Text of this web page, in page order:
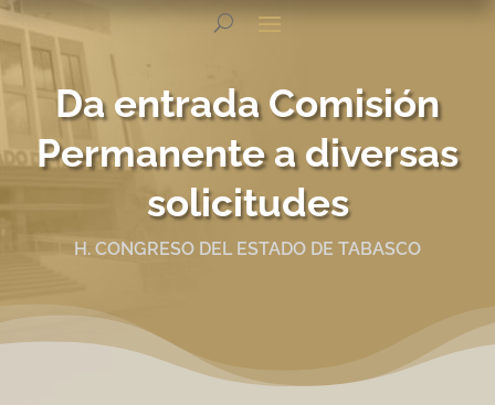
Da entrada Comisión
Permanente a diversas
solicitudes
H. CONGRESO DEL ESTADO DE TABASCO